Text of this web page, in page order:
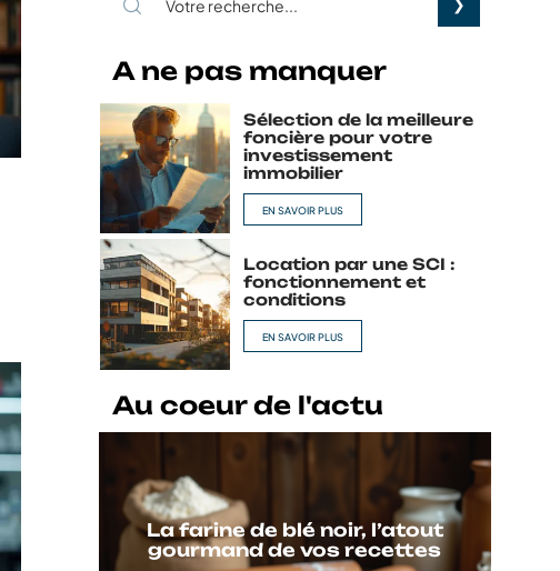
A ne pas manquer
Sélection de la meilleure
foncière pour votre
investissement
immobilier
EN SAVOIR PLUS
Location par une SCI :
fonctionnement et
conditions
EN SAVOIR PLUS
Au coeur de l'actu
La farine de blé noir, l’atout
gourmand de vos recettes